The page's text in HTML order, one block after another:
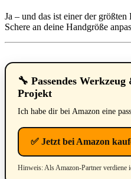
Ja – und das ist einer der
Schere an deine Handgröße
🔧 Passendes
Projekt
Ich habe dir bei Amazon eine
✅ Jetzt bei Amazon
Hinweis: Als Amazon-Partner verdiene